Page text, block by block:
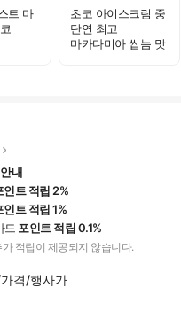
트 마
초코 아이스크림 중
단연 최고
마카다미아 씹늠 맛
내
인트 적립 2%
인트 적립 1%
드 포인트 적립 0.1%
적립이 제공되지 않습니다.
격/행사가